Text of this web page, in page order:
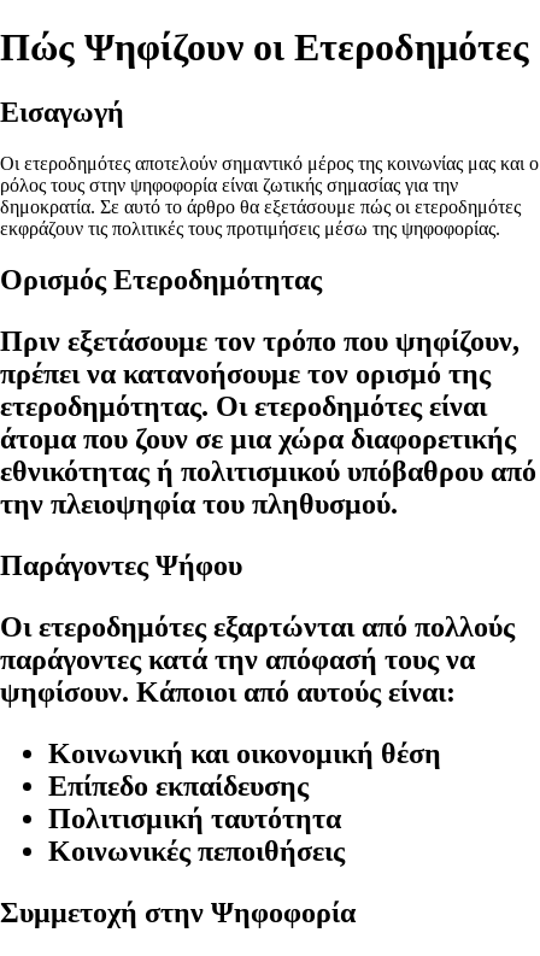
Πώς Ψηφίζουν οι Ετεροδημότες
Εισαγωγή
Οι ετεροδημότες αποτελούν σημαντικό μέρος της κοινωνίας μας και ο
ρόλος τους στην ψηφοφορία είναι ζωτικής σημασίας για την
δημοκρατία. Σε αυτό το άρθρο θα εξετάσουμε πώς οι ετεροδημότες
εκφράζουν τις πολιτικές τους προτιμήσεις μέσω της ψηφοφορίας.
Ορισμός Ετεροδημότητας
Πριν εξετάσουμε τον τρόπο που ψηφίζουν,
πρέπει να κατανοήσουμε τον ορισμό της
ετεροδημότητας. Οι ετεροδημότες είναι
άτομα που ζουν σε μια χώρα διαφορετικής
εθνικότητας ή πολιτισμικού υπόβαθρου από
την πλειοψηφία του πληθυσμού.
Παράγοντες Ψήφου
Οι ετεροδημότες εξαρτώνται από πολλούς
παράγοντες κατά την απόφασή τους να
ψηφίσουν. Κάποιοι από αυτούς είναι:
Κοινωνική και οικονομική θέση
Επίπεδο εκπαίδευσης
Πολιτισμική ταυτότητα
Κοινωνικές πεποιθήσεις
Συμμετοχή στην Ψηφοφορία